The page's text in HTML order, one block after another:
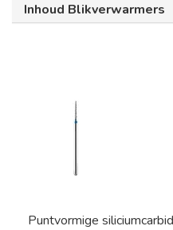
Inhoud Blikverwarmers
Puntvormige